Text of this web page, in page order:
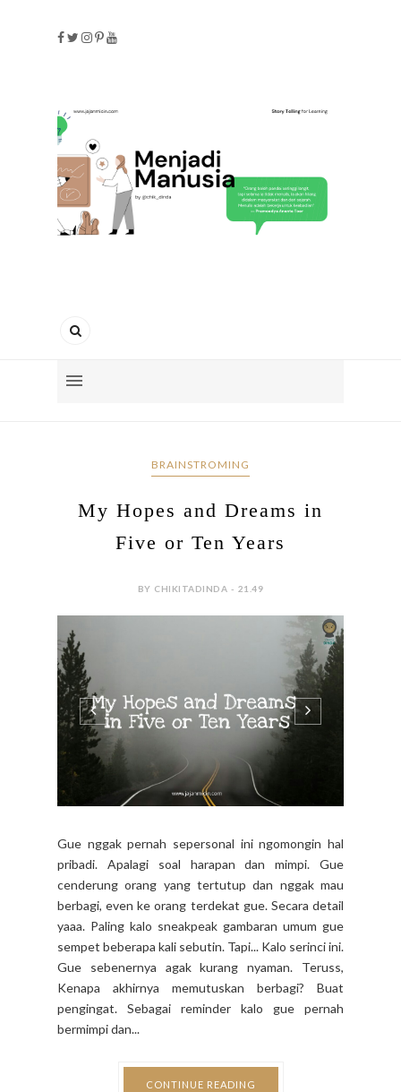
BRAINSTROMING
My Hopes and Dreams in
Five or Ten Years
BY CHIKITADINDA - 21.49
Gue nggak pernah sepersonal ini ngomongin hal
pribadi. Apalagi soal harapan dan mimpi. Gue
cenderung orang yang tertutup dan nggak mau
berbagi, even ke orang terdekat gue. Secara detail
yaaa. Paling kalo sneakpeak gambaran umum gue
sempet beberapa kali sebutin. Tapi... Kalo serinci ini.
Gue sebenernya agak kurang nyaman. Teruss,
Kenapa akhirnya memutuskan berbagi? Buat
pengingat. Sebagai reminder kalo gue pernah
bermimpi dan...
CONTINUE READING